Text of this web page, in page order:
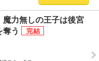
力無しの王子は後宮
奪う